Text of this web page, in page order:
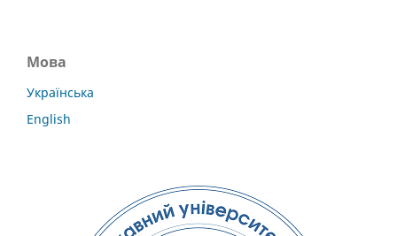
Мова
Українська
English